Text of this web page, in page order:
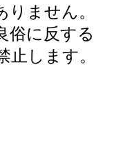
ません。
俗に反する
止します。